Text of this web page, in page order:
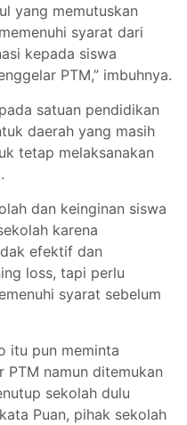
yang memutuskan
syarat dari
kepada siswa
PTM,” imbuhnya.
satuan pendidikan
daerah yang masih
tetap melaksanakan
dan keinginan siswa
karena
efektif dan
loss, tapi perlu
syarat sebelum
itu pun meminta
PTM namun ditemukan
sekolah dulu
Puan, pihak sekolah